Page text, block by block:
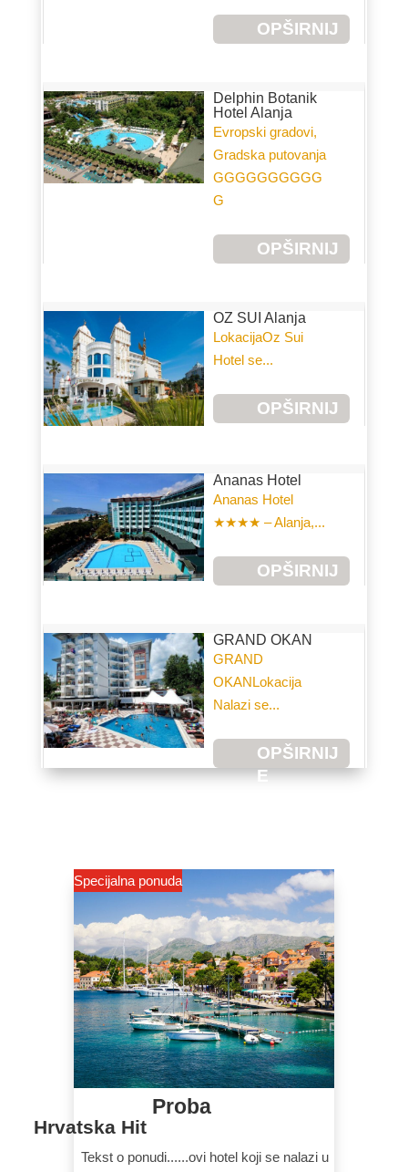
OPŠIRNIJ
Delphin Botanik
Hotel Alanja
Evropski gradovi,
Gradska putovanja
GGGGGGGGGG
G
OPŠIRNIJ
OZ SUI Alanja
LokacijaOz Sui
Hotel se...
OPŠIRNIJ
Ananas Hotel
Ananas Hotel
★★★★ – Alanja,...
OPŠIRNIJ
GRAND OKAN
GRAND
OKANLokacija
Nalazi se...
OPŠIRNIJ
E
Specijalna ponuda
Proba
Hrvatska Hit
Tekst o ponudi......ovi hotel koji se nalazi u